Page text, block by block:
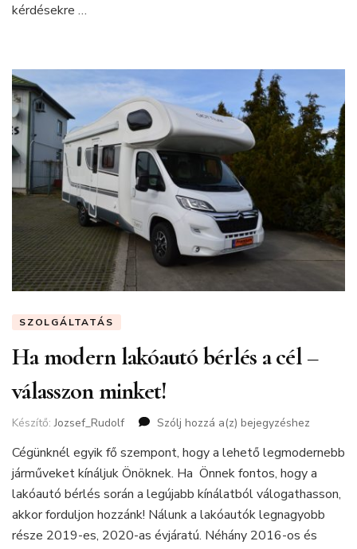
kérdésekre …
SZOLGÁLTATÁS
Ha modern lakóautó bérlés a cél –
válasszon minket!
Készítő:Jozsef_Rudolf Szólj hozzá a(z) Ha
lakóautó
bérlés
a
cél
–
válasszon
bejegyzéshez
Cégünknél egyik fő szempont, hogy a lehető legmodernebb
járműveket kínáljuk Önöknek. Ha Önnek fontos, hogy a
lakóautó bérlés során a legújabb kínálatból válogathasson,
akkor forduljon hozzánk! Nálunk a lakóautók legnagyobb
része 2019-es, 2020-as évjáratú. Néhány 2016-os és